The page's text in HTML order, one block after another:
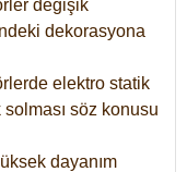
değişik
dekorasyona
elektro statik
solması söz konusu
dayanım